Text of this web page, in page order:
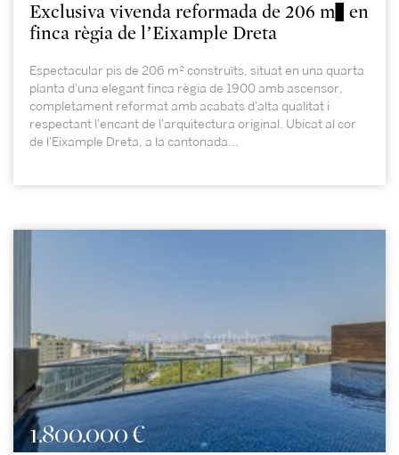
Exclusiva vivenda reformada de 206 m² en
finca règia de l’Eixample Dreta
Espectacular pis de 206 m² construïts, situat en una quarta
planta d'una elegant finca règia de 1900 amb ascensor,
completament reformat amb acabats d'alta qualitat i
respectant l'encant de l'arquitectura original. Ubicat al cor
de l'Eixample Dreta, a la cantonada...
1.800.000 €